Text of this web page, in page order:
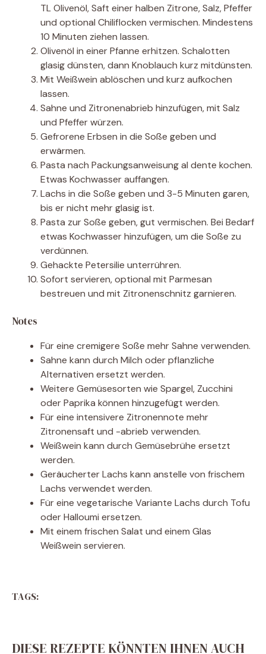
TL Olivenöl, Saft einer halben Zitrone, Salz, Pfeffer
und optional Chiliflocken vermischen. Mindestens
10 Minuten ziehen lassen.
Olivenöl in einer Pfanne erhitzen. Schalotten
glasig dünsten, dann Knoblauch kurz mitdünsten.
Mit Weißwein ablöschen und kurz aufkochen
lassen.
Sahne und Zitronenabrieb hinzufügen, mit Salz
und Pfeffer würzen.
Gefrorene Erbsen in die Soße geben und
erwärmen.
Pasta nach Packungsanweisung al dente kochen.
Etwas Kochwasser auffangen.
Lachs in die Soße geben und 3-5 Minuten garen,
bis er nicht mehr glasig ist.
Pasta zur Soße geben, gut vermischen. Bei Bedarf
etwas Kochwasser hinzufügen, um die Soße zu
verdünnen.
Gehackte Petersilie unterrühren.
Sofort servieren, optional mit Parmesan
bestreuen und mit Zitronenschnitz garnieren.
Notes
Für eine cremigere Soße mehr Sahne verwenden.
Sahne kann durch Milch oder pflanzliche
Alternativen ersetzt werden.
Weitere Gemüsesorten wie Spargel, Zucchini
oder Paprika können hinzugefügt werden.
Für eine intensivere Zitronennote mehr
Zitronensaft und -abrieb verwenden.
Weißwein kann durch Gemüsebrühe ersetzt
werden.
Geräucherter Lachs kann anstelle von frischem
Lachs verwendet werden.
Für eine vegetarische Variante Lachs durch Tofu
oder Halloumi ersetzen.
Mit einem frischen Salat und einem Glas
Weißwein servieren.
TAGS:
DIESE REZEPTE KÖNNTEN IHNEN AUCH